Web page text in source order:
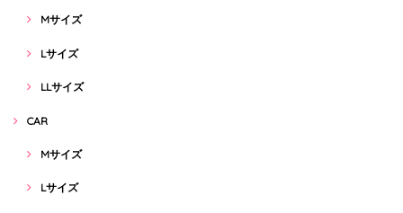
Mサイズ
Lサイズ
LLサイズ
CAR
Mサイズ
Lサイズ